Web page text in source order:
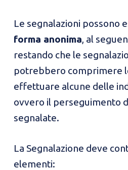
Le segnalazioni possono
forma anonima, al
restando che le
potrebbero comprimere
effettuare alcune delle
ovvero il perseguimento
segnalate.
La Segnalazione deve
elementi: